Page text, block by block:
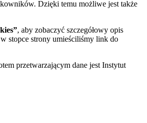
Dzięki temu możliwe jest także
, aby zobaczyć szczegółowy opis
stopce strony umieściliśmy link do
przetwarzającym dane jest Instytut